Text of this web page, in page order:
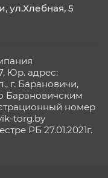
ул.Хлебная, 5
Юр. адрес:
г. Барановичи,
Барановичским
номер
torg.by
РБ 27.01.2021г.